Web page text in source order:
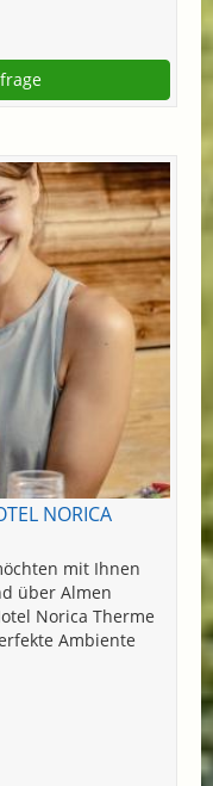
NORICA
mit Ihnen
über Almen
Norica Therme
Ambiente